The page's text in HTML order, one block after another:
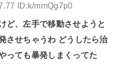
ID:k/mmQg7p0
ど、左手で移動させようと
させちゃうわ どうしたら治
っても暴発しまくってた